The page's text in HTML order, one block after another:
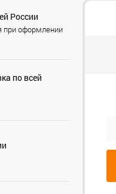
России
при оформлении
по всей